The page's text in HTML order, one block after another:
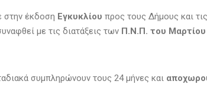
στην έκδοση Εγκυκλίου προς τους Δήμους και
με τις διατάξεις των Π.Ν.Π. του Μαρτίου
συμπληρώνουν τους 24 μήνες και